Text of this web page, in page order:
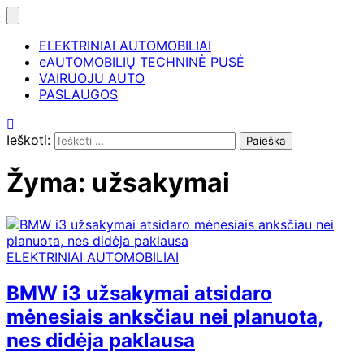
ELEKTRINIAI AUTOMOBILIAI
eAUTOMOBILIŲ TECHNINĖ PUSĖ
VAIRUOJU AUTO
PASLAUGOS
Ieškoti:
Žyma: užsakymai
ELEKTRINIAI AUTOMOBILIAI
BMW i3 užsakymai atsidaro
mėnesiais anksčiau nei planuota,
nes didėja paklausa